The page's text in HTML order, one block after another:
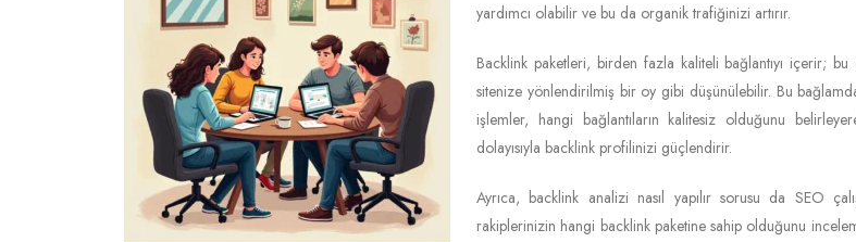
yardımcı olabilir ve bu da organik trafiğinizi artırır.
Backlink paketleri, birden fazla kaliteli bağlantıyı içerir;
sitenize yönlendirilmiş bir oy gibi düşünülebilir. Bu
işlemler, hangi bağlantıların kalitesiz olduğunu
dolayısıyla backlink profilinizi güçlendirir.
Ayrıca, backlink analizi nasıl yapılır sorusu da SEO
rakiplerinizin hangi backlink paketine sahip olduğunu